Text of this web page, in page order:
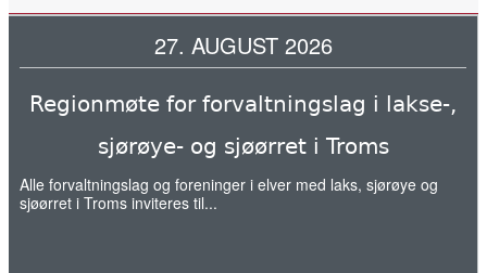
02. juni 2026
Tanaelva: Nesten all laks dør før de
kommer ut av elva
27. AUGUST 2026
Regionmøte for forvaltningslag i lakse-,
sjørøye- og sjøørret i Troms
Alle forvaltningslag og foreninger i elver med laks, sjørøye og
sjøørret i Troms inviteres til...